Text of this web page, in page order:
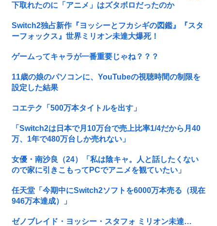
下取れたのに「アニメ」はズタボロだったのか
Switch2独占新作『ヨッシーとフカシギの図鑑』『スタ
ーフォックス』世界ミリオン未達大爆死！
ゲームってキャラが一番重要じゃね？？？
11歳の娘のパソコンに、YouTubeの視聴時間の制限を
設定した結果
コエテク「500万本タイトルを出す」
「Switch2は日本で月10万台で売上比率1/4だから月40
万、1年で480万台しか売れない」
女優・南沙良（24）「私は陰キャ。人と話したくない
ので家に引きこもってPCでアニメを観ていたい」
任天堂「今期中にSwitch2ソフトを6000万本売る（現在
946万本達成）」
ゼノブレイド・ヨッシー・スタフォ ミリオン未達…